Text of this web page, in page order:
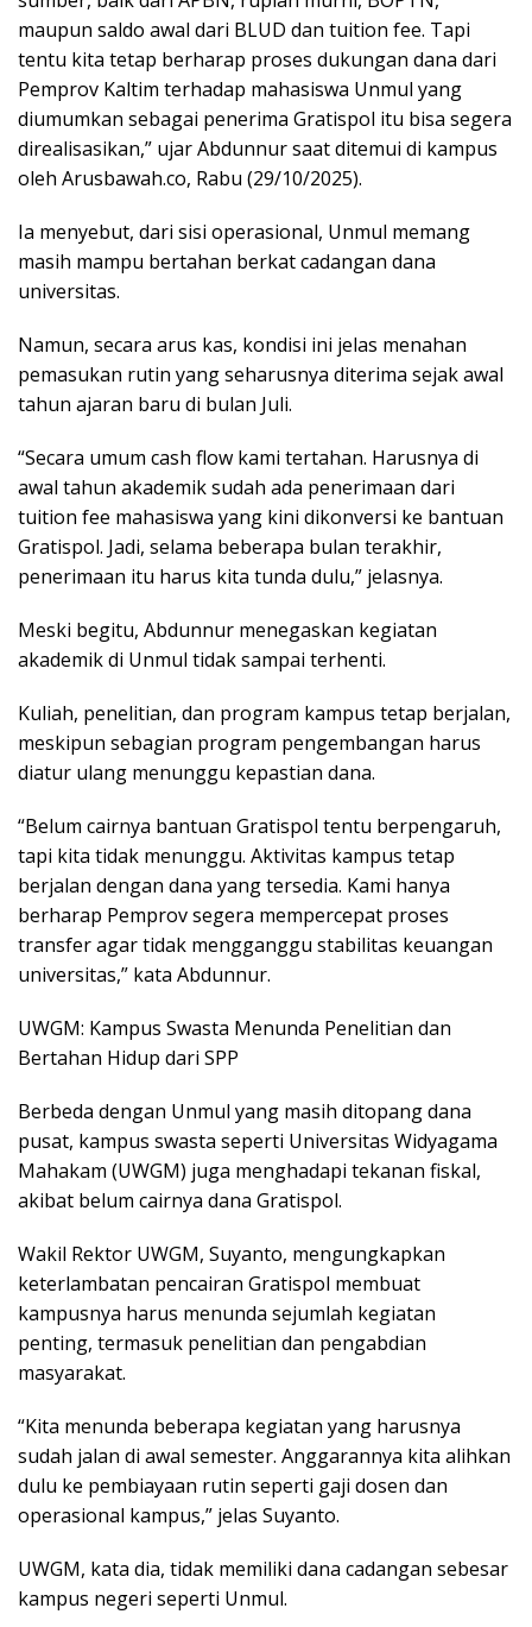
maupun saldo awal dari BLUD dan tuition fee. Tapi
tentu kita tetap berharap proses dukungan dana dari
Pemprov Kaltim terhadap mahasiswa Unmul yang
diumumkan sebagai penerima Gratispol itu bisa segera
direalisasikan,” ujar Abdunnur saat ditemui di kampus
oleh Arusbawah.co, Rabu (29/10/2025).
Ia menyebut, dari sisi operasional, Unmul memang
masih mampu bertahan berkat cadangan dana
universitas.
Namun, secara arus kas, kondisi ini jelas menahan
pemasukan rutin yang seharusnya diterima sejak awal
tahun ajaran baru di bulan Juli.
“Secara umum cash flow kami tertahan. Harusnya di
awal tahun akademik sudah ada penerimaan dari
tuition fee mahasiswa yang kini dikonversi ke bantuan
Gratispol. Jadi, selama beberapa bulan terakhir,
penerimaan itu harus kita tunda dulu,” jelasnya.
Meski begitu, Abdunnur menegaskan kegiatan
akademik di Unmul tidak sampai terhenti.
Kuliah, penelitian, dan program kampus tetap berjalan,
meskipun sebagian program pengembangan harus
diatur ulang menunggu kepastian dana.
“Belum cairnya bantuan Gratispol tentu berpengaruh,
tapi kita tidak menunggu. Aktivitas kampus tetap
berjalan dengan dana yang tersedia. Kami hanya
berharap Pemprov segera mempercepat proses
transfer agar tidak mengganggu stabilitas keuangan
universitas,” kata Abdunnur.
UWGM: Kampus Swasta Menunda Penelitian dan
Bertahan Hidup dari SPP
Berbeda dengan Unmul yang masih ditopang dana
pusat, kampus swasta seperti Universitas Widyagama
Mahakam (UWGM) juga menghadapi tekanan fiskal,
akibat belum cairnya dana Gratispol.
Wakil Rektor UWGM, Suyanto, mengungkapkan
keterlambatan pencairan Gratispol membuat
kampusnya harus menunda sejumlah kegiatan
penting, termasuk penelitian dan pengabdian
masyarakat.
“Kita menunda beberapa kegiatan yang harusnya
sudah jalan di awal semester. Anggarannya kita alihkan
dulu ke pembiayaan rutin seperti gaji dosen dan
operasional kampus,” jelas Suyanto.
UWGM, kata dia, tidak memiliki dana cadangan sebesar
kampus negeri seperti Unmul.